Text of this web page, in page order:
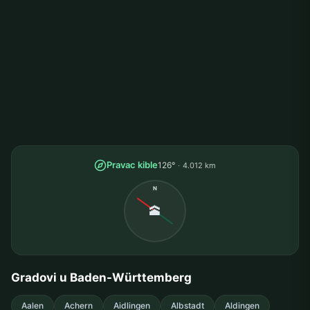
Pravac kible126° 4.012 km
N
🕋
Gradovi u Baden-Württemberg
Aalen Achern Aidlingen Albstadt Aldingen